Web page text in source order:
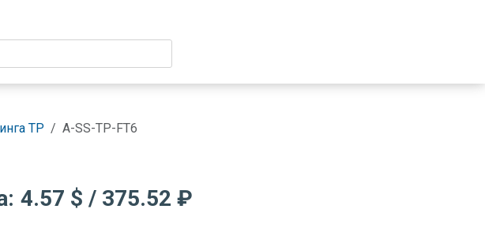
TP A-SS-TP-FT6
4.57 $ / 375.52 ₽